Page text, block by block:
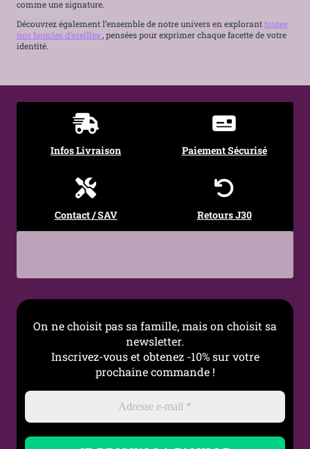
comme une signature.
Découvrez également l’ensemble de notre univers en exploranttoutes
nos boucles d’oreilles , pensées pour exprimer chaque facette de votre
identité.
Infos Livraison Paiement Sécurisé
Contact / SAV Retours J30
On ne choisit pas sa famille, mais on choisit sa
newsletter.
Inscrivez-vous et obtenez -10% sur votre
prochaine commande !